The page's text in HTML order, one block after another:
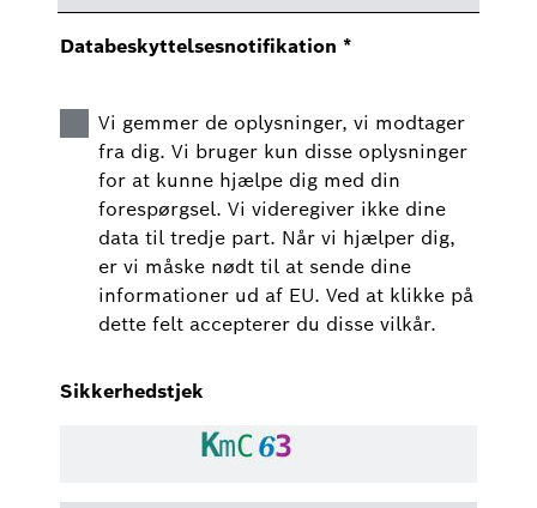
Databeskyttelsesnotifikation *
Vi gemmer de oplysninger, vi modtager
fra dig. Vi bruger kun disse oplysninger
for at kunne hjælpe dig med din
forespørgsel. Vi videregiver ikke dine
data til tredje part. Når vi hjælper dig,
er vi måske nødt til at sende dine
informationer ud af EU. Ved at klikke på
dette felt accepterer du disse vilkår.
Sikkerhedstjek